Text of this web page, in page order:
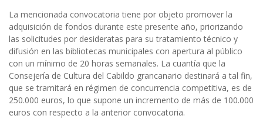
La mencionada convocatoria tiene por objeto promover la
adquisición de fondos durante este presente año, priorizando
las solicitudes por desideratas para su tratamiento técnico y
difusión en las bibliotecas municipales con apertura al público
con un mínimo de 20 horas semanales. La cuantía que la
Consejería de Cultura del Cabildo grancanario destinará a tal fin,
que se tramitará en régimen de concurrencia competitiva, es de
250.000 euros, lo que supone un incremento de más de 100.000
euros con respecto a la anterior convocatoria.